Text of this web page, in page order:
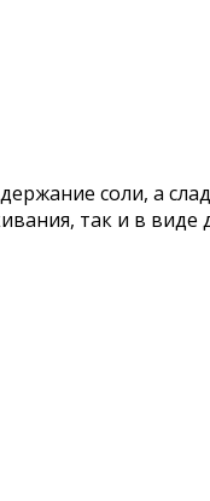
соли, а
так и в виде